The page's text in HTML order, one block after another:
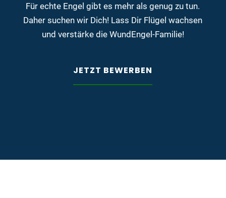
Für echte Engel gibt es mehr als genug zu tun.
Daher suchen wir Dich! Lass Dir Flügel wachsen
und verstärke die WundEngel-Familie!
JETZT BEWERBEN